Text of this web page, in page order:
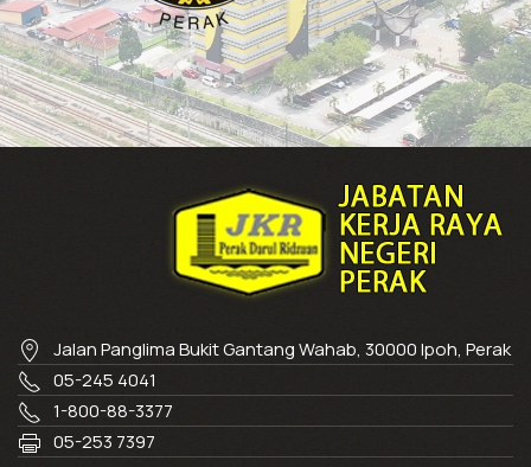
Jalan Panglima Bukit Gantang Wahab, 30000 Ipoh, Perak
05-245 4041
1-800-88-3377
05-253 7397